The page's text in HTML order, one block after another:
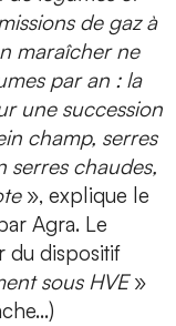
de gaz à
maraîcher ne
par an : la
une succession
champ, serres
serres chaudes,
», explique le
Agra. Le
du dispositif
sous HVE»